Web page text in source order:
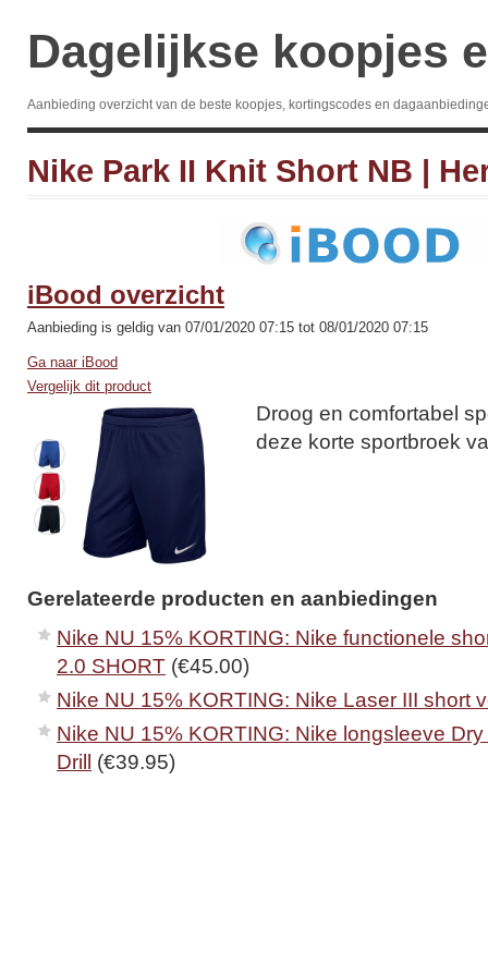
Dagelijkse koopjes
Aanbieding overzicht van de beste koopjes, kortingscodes en
Nike Park II Knit Short NB |
iBood overzicht
Aanbieding is geldig van 07/01/2020 07:15 tot 08/01/2020 07:15
Ga naar iBood
Vergelijk dit product
Droog en comfortabel
deze korte sportbroek
Gerelateerde producten en aanbiedingen
Nike NU 15% KORTING: Nike functionele
2.0 SHORT (€45.00)
Nike NU 15% KORTING: Nike Laser III short
Nike NU 15% KORTING: Nike longsleeve
Drill (€39.95)